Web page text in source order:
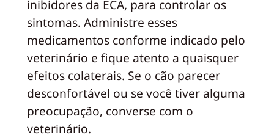
inibidores da ECA, para controlar os
sintomas. Administre esses
medicamentos conforme indicado pelo
veterinário e fique atento a quaisquer
efeitos colaterais. Se o cão parecer
desconfortável ou se você tiver alguma
preocupação, converse com o
veterinário.